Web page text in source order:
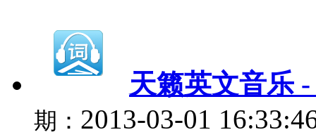
天籁英文音乐
期： 2013-03-01